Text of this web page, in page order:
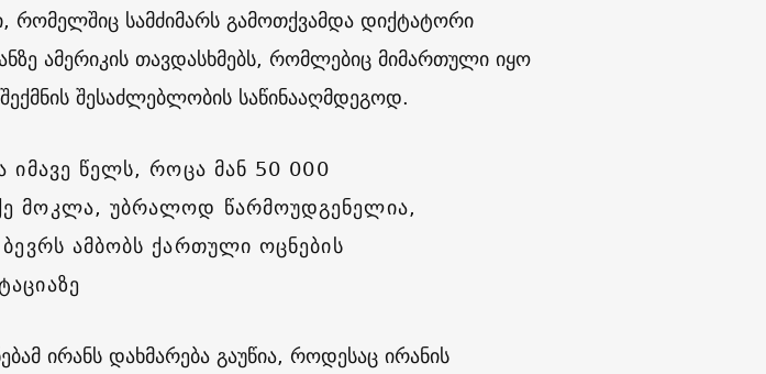
რომელშიც სამძიმარს გამოთქვამდა დიქტატორი
ამერიკის თავდასხმებს, რომლებიც მიმართული იყო
შესაძლებლობის საწინააღმდეგოდ.
იმავე წელს, როცა მან 50 000
მოკლა, უბრალოდ წარმოუდგენელია,
ამბობს ქართული ოცნების
ირანს დახმარება გაუწია, როდესაც ირანის